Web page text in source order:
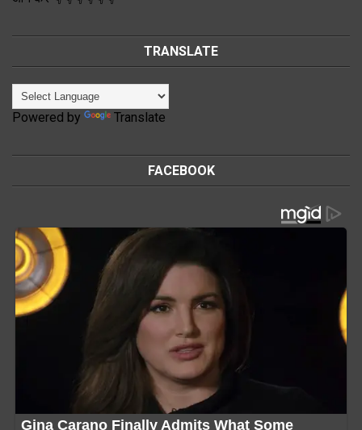
TRANSLATE
Powered by Translate
FACEBOOK